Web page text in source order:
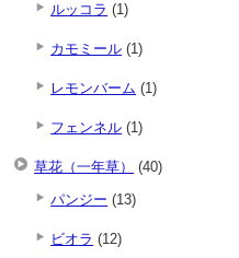
ルッコラ (1)
カモミール (1)
レモンバーム (1)
フェンネル (1)
草花（一年草）
(40)
パンジー (13)
ビオラ (12)